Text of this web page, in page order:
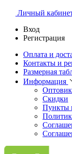
Личный
Вход
Регистрация
Оплата и
Контакты и
Размерная
Информация
Скидки
Пункты